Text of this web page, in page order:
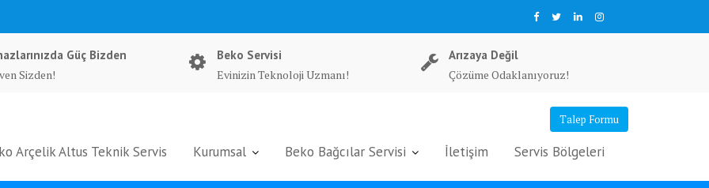
Güç Bizden
Sizden!
Beko Servisi
Evinizin Teknoloji Uzmanı!
Arızaya Değil
Çözüme Odaklanıyoruz!
Talep Formu
Arçelik Altus Teknik Servis Kurumsal Beko Bağcılar Servisi İletişim Servis Bölgeleri